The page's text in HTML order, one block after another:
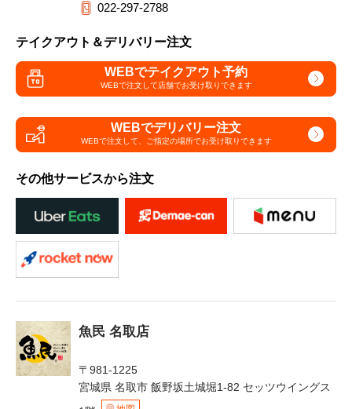
022-297-2788
テイクアウト＆デリバリー注文
WEBでテイクアウト予約
WEBで注文して店舗でお受け取りできます
WEBでデリバリー注文
WEBで注文して、 ご指定の場所でお受け取りできます
その他サービスから注文
魚民 名取店
〒981-1225
宮城県 名取市 飯野坂土城堀1-82 セッツウイングス